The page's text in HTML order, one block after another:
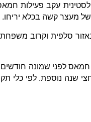
עקב פעילות
מעצר קשה בכלא יריחו.
סלפית וקרוב
לפני שמונה חודשים
שנה נוספת. לפי כלי